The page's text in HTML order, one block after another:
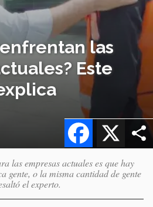
las
Este
X
Facebook
las empresas actuales es que hay
gente, o la misma cantidad de gente
el experto.